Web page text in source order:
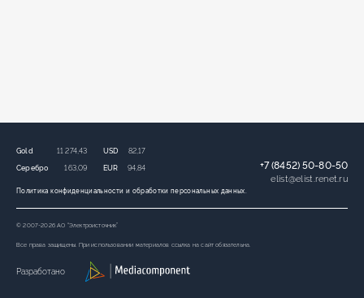
Политика конфиденциальности и обработки персональных данных.
Gold 11 274,43
Серебро 163,09
USD 82,17
EUR 94,84 +7 (8452) 50-80-50
elist@elist.renet.ru
© 2007-2026 АО “Электроисточник”
Все права защищены. При использовании материалов ссылка на сайт обязательна.
Разработано